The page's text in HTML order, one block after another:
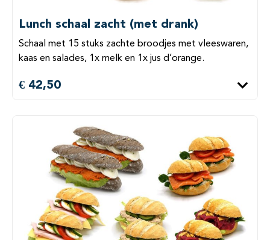
Lunch schaal zacht (met drank)
Schaal met 15 stuks zachte broodjes met vleeswaren,
kaas en salades, 1x melk en 1x jus d’orange.
€ 42,50